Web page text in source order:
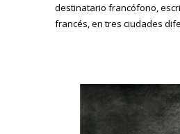
destinatario francófono,
francés, en tres ciudades